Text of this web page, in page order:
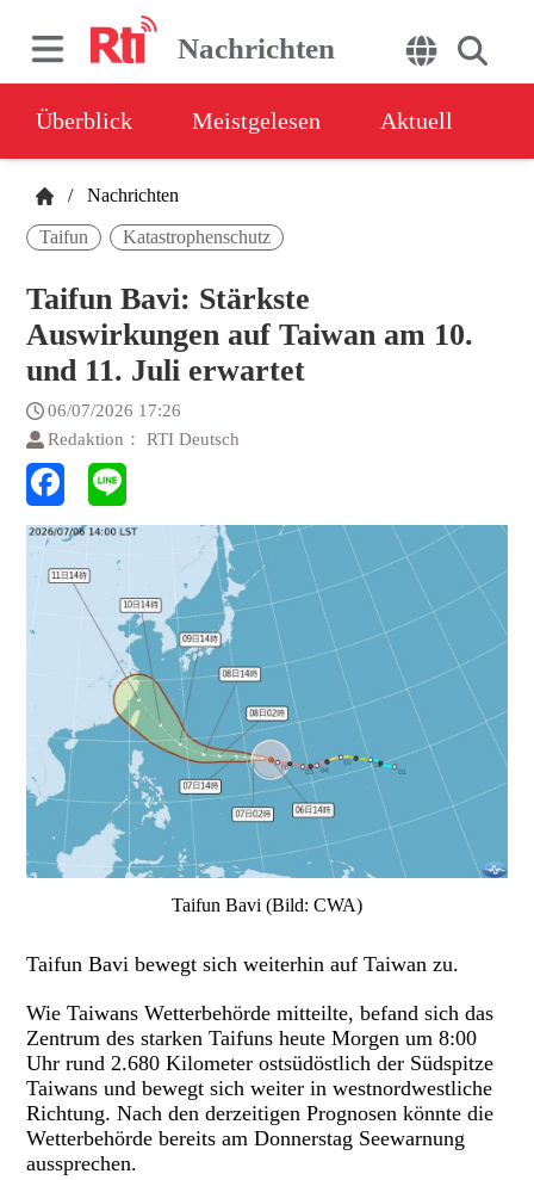
Nachrichten
Überblick Meistgelesen Aktuell
/ Nachrichten
Taifun Katastrophenschutz
Taifun Bavi: Stärkste
Auswirkungen auf Taiwan am 10.
und 11. Juli erwartet
06/07/2026 17:26
Redaktion： RTI Deutsch
Taifun Bavi (Bild: CWA)
Taifun Bavi bewegt sich weiterhin auf Taiwan zu.
Wie Taiwans Wetterbehörde mitteilte, befand sich das
Zentrum des starken Taifuns heute Morgen um 8:00
Uhr rund 2.680 Kilometer ostsüdöstlich der Südspitze
Taiwans und bewegt sich weiter in westnordwestliche
Richtung. Nach den derzeitigen Prognosen könnte die
Wetterbehörde bereits am Donnerstag Seewarnung
aussprechen.